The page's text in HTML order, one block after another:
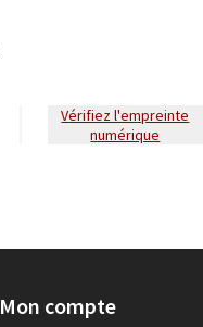
Vérifiez l'empreinte
numérique
Mon compte